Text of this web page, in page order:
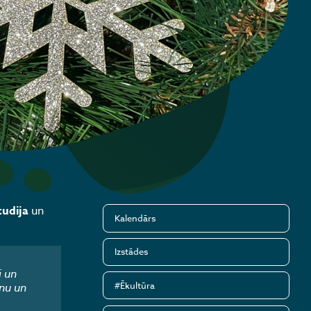
un
un
un
Kalendārs
Izstādes
#Ēkultūra